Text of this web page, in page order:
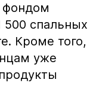
фондом
спальных
Кроме того,
уже